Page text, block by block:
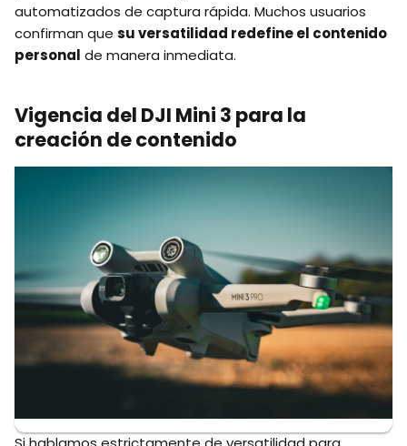
automatizados de captura rápida. Muchos usuarios
confirman que su versatilidad redefine el contenido
personal de manera inmediata.
Vigencia del DJI Mini 3 para la
creación de contenido